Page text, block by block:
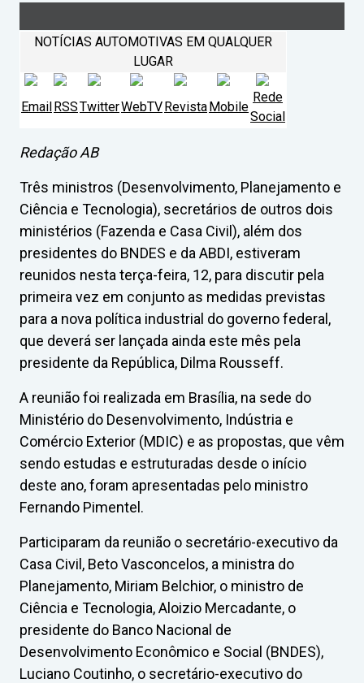
NOTÍCIAS AUTOMOTIVAS EM QUALQUER
LUGAR
EmailRSSTwitterWebTVRevistaMobile
Rede
Social
Redação AB
Três ministros (Desenvolvimento, Planejamento e
Ciência e Tecnologia), secretários de outros dois
ministérios (Fazenda e Casa Civil), além dos
presidentes do BNDES e da ABDI, estiveram
reunidos nesta terça-feira, 12, para discutir pela
primeira vez em conjunto as medidas previstas
para a nova política industrial do governo federal,
que deverá ser lançada ainda este mês pela
presidente da República, Dilma Rousseff.
A reunião foi realizada em Brasília, na sede do
Ministério do Desenvolvimento, Indústria e
Comércio Exterior (MDIC) e as propostas, que vêm
sendo estudas e estruturadas desde o início
deste ano, foram apresentadas pelo ministro
Fernando Pimentel.
Participaram da reunião o secretário-executivo da
Casa Civil, Beto Vasconcelos, a ministra do
Planejamento, Miriam Belchior, o ministro de
Ciência e Tecnologia, Aloizio Mercadante, o
presidente do Banco Nacional de
Desenvolvimento Econômico e Social (BNDES),
Luciano Coutinho, o secretário-executivo do